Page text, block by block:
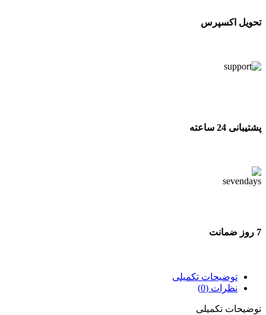
تحویل اکسپرس
پشتیبانی 24 ساعته
7 روز ضمانت
توضیحات تکمیلی
نظرات (0)
توضیحات تکمیلی